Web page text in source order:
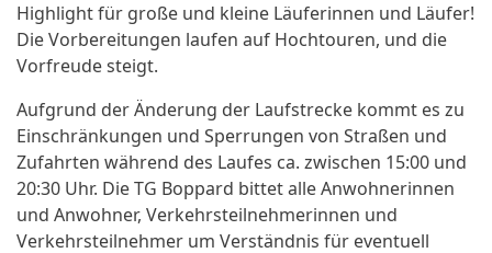
Highlight für große und kleine Läuferinnen und Läufer!
Die Vorbereitungen laufen auf Hochtouren, und die
Vorfreude steigt.
Aufgrund der Änderung der Laufstrecke kommt es zu
Einschränkungen und Sperrungen von Straßen und
Zufahrten während des Laufes ca. zwischen 15:00 und
20:30 Uhr. Die TG Boppard bittet alle Anwohnerinnen
und Anwohner, Verkehrsteilnehmerinnen und
Verkehrsteilnehmer um Verständnis für eventuell